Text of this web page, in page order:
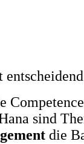
sind
die